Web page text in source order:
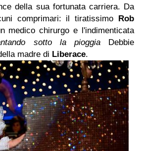
della sua fortunata carriera. Da
comprimari: il tiratissimo Rob
medico chirurgo e l'indimenticata
sotto la pioggiaDebbie
madre di Liberace.